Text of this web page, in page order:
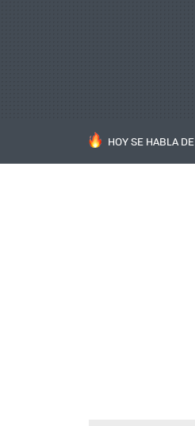
HOY SE HABLA DE